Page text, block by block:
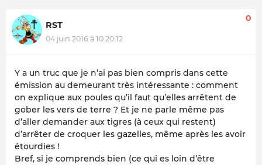
RST
04 juin 2016 à 10:20:12
0
Y a un truc que je n’ai pas bien compris dans cette
émission au demeurant très intéressante : comment
on explique aux poules qu’il faut qu’elles arrêtent de
gober les vers de terre ? Et je ne parle même pas
d’aller demander aux tigres (à ceux qui restent)
d’arrêter de croquer les gazelles, même après les avoir
étourdies !
Bref, si je comprends bien (ce qui es loin d’être